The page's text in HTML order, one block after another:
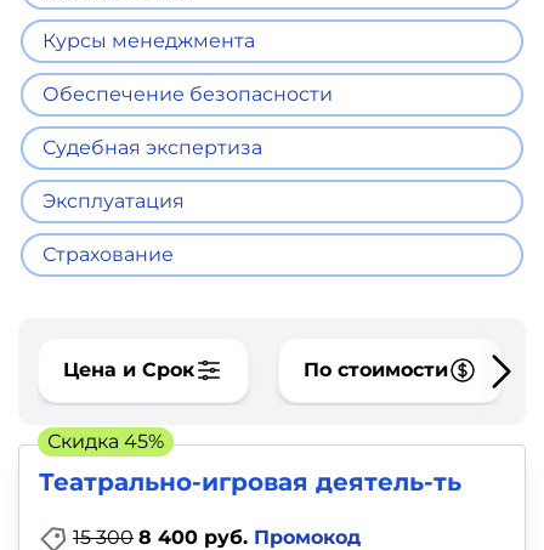
Курсы менеджмента
Обеспечение безопасности
Судебная экспертиза
Эксплуатация
Страхование
Цена и Срок По стоимости
Театрально-игровая деятель-ть
15 300 8 400 руб. Промокод
Скидка 45%
Маркетинг
Иностранный
язык
Для
детей
Красота,
фитнес
Психология
и
саморазвитие